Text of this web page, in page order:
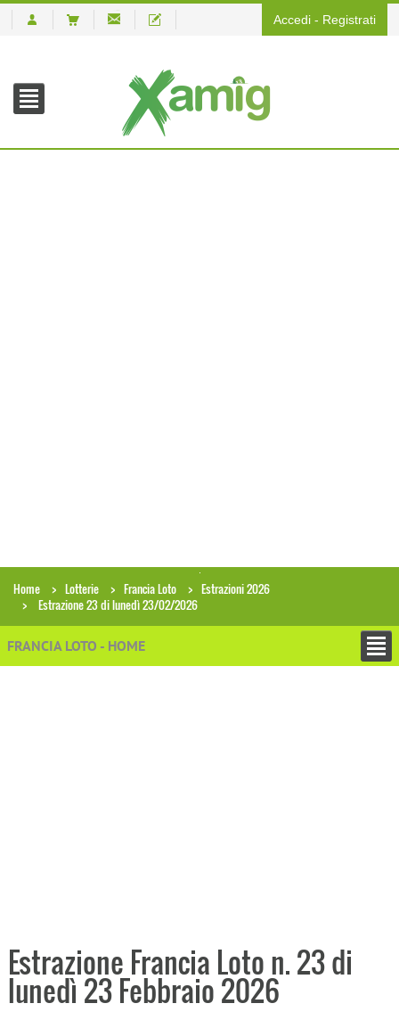
Accedi - Registrati
Home Lotterie Francia Loto
Estrazioni 2026
Estrazione 23 di lunedì 23/02/2026
FRANCIA LOTO - HOME
STATISTICHE
Estrazione Francia Loto n. 23 di
lunedì 23 Febbraio 2026